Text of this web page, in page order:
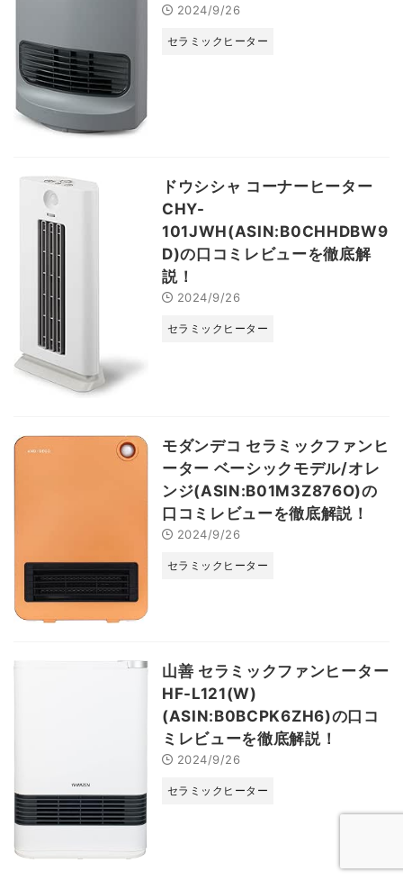
2024/9/26
セラミックヒーター
ドウシシャ コーナーヒーター
CHY-
101JWH(ASIN:B0CHHDBW9
D)の口コミレビューを徹底解
説！
2024/9/26
セラミックヒーター
モダンデコ セラミックファンヒ
ーター ベーシックモデル/オレ
ンジ(ASIN:B01M3Z876O)の
口コミレビューを徹底解説！
2024/9/26
セラミックヒーター
山善 セラミックファンヒーター
HF-L121(W)
(ASIN:B0BCPK6ZH6)の口コ
ミレビューを徹底解説！
2024/9/26
セラミックヒーター